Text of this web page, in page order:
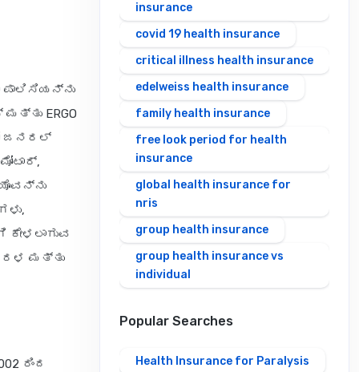
ಪಾಲಿಸಿಯನ್ನು
ERGO
ಜನರಲ್
ಮತ್ತು
ರಿಂದ
insurance
covid 19 health insurance
critical illness health insurance
edelweiss health insurance
family health insurance
free look period for health
insurance
global health insurance for
nris
group health insurance
group health insurance vs
individual
Popular Searches
Health Insurance for Paralysis